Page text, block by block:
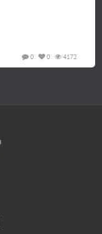
4172
0
0